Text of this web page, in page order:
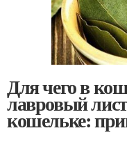
Для чего в
лавровый
кошельке: